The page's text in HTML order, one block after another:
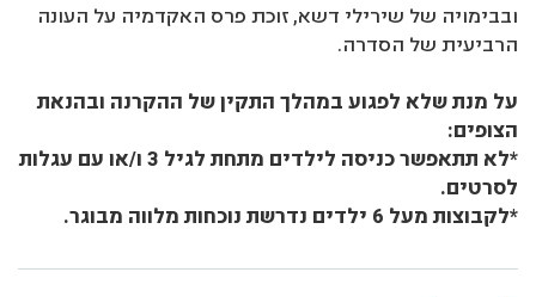
ובבימויה של שירילי דשא, זוכת פרס האקדמיה על העונה
הרביעית של הסדרה.
על מנת שלא לפגוע במהלך התקין של ההקרנה ובהנאת
הצופים:
*לא תתאפשר כניסה לילדים מתחת לגיל 3 ו/או עם עגלות
לסרטים.
*לקבוצות מעל 6 ילדים נדרשת נוכחות מלווה מבוגר.